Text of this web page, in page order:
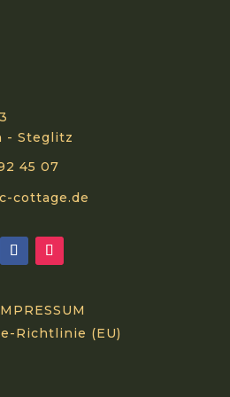
- Steglitz
45 07
cottage.de
Richtlinie (EU)